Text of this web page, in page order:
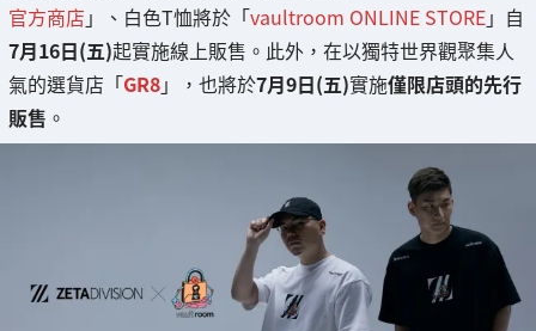
官方商店 」、白色T恤將於「vaultroom ONLINE STORE」自
7月16日(五)起實施線上販售。此外，在以獨特世界觀聚集人
氣的選貨店「GR8」，也將於7月9日(五)實施僅限店頭的先行
販售 。